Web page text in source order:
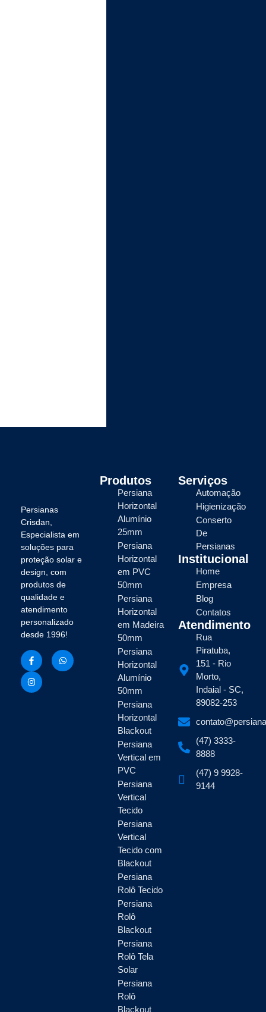
Persianas
Crisdan,
Especialista em
soluções para
proteção solar e
design, com
produtos de
qualidade e
atendimento
personalizado
desde 1996!
Produtos
Persiana
Horizontal
Alumínio
25mm
Persiana
Horizontal
em PVC
50mm
Persiana
Horizontal
em Madeira
50mm
Persiana
Horizontal
Alumínio
50mm
Persiana
Horizontal
Blackout
Persiana
Vertical em
PVC
Persiana
Vertical
Tecido
Persiana
Vertical
Tecido com
Blackout
Persiana
Rolô Tecido
Persiana
Rolô
Blackout
Persiana
Rolô Tela
Solar
Persiana
Rolô
Blackout
Serviços
Automação
Higienização
Conserto
De
Persianas
Institucional
Home
Empresa
Blog
Contatos
Atendimento
Rua
Piratuba,
151 - Rio
Morto,
Indaial - SC,
89082-253
(47) 3333-
8888
(47) 9 9928-
9144